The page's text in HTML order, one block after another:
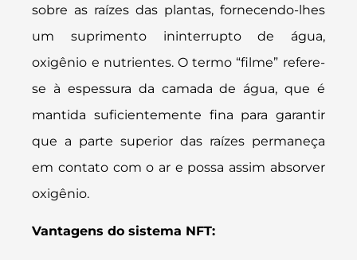
sobre as raízes das plantas, fornecendo-lhes
um suprimento ininterrupto de água,
oxigênio e nutrientes. O termo “filme” refere-
se à espessura da camada de água, que é
mantida suficientemente fina para garantir
que a parte superior das raízes permaneça
em contato com o ar e possa assim absorver
oxigênio.
Vantagens do sistema NFT: